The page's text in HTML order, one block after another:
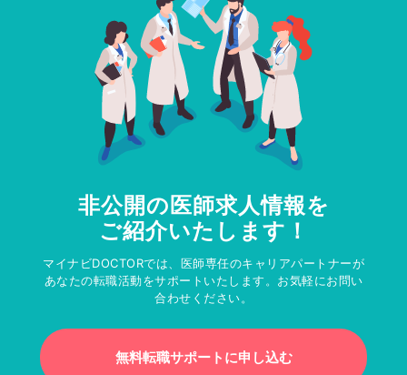
非公開の医師求人情報を
ご紹介いたします！
マイナビDOCTORでは、医師専任のキャリアパートナーが
あなたの転職活動をサポートいたします。お気軽にお問い
合わせください。
無料転職サポートに申し込む